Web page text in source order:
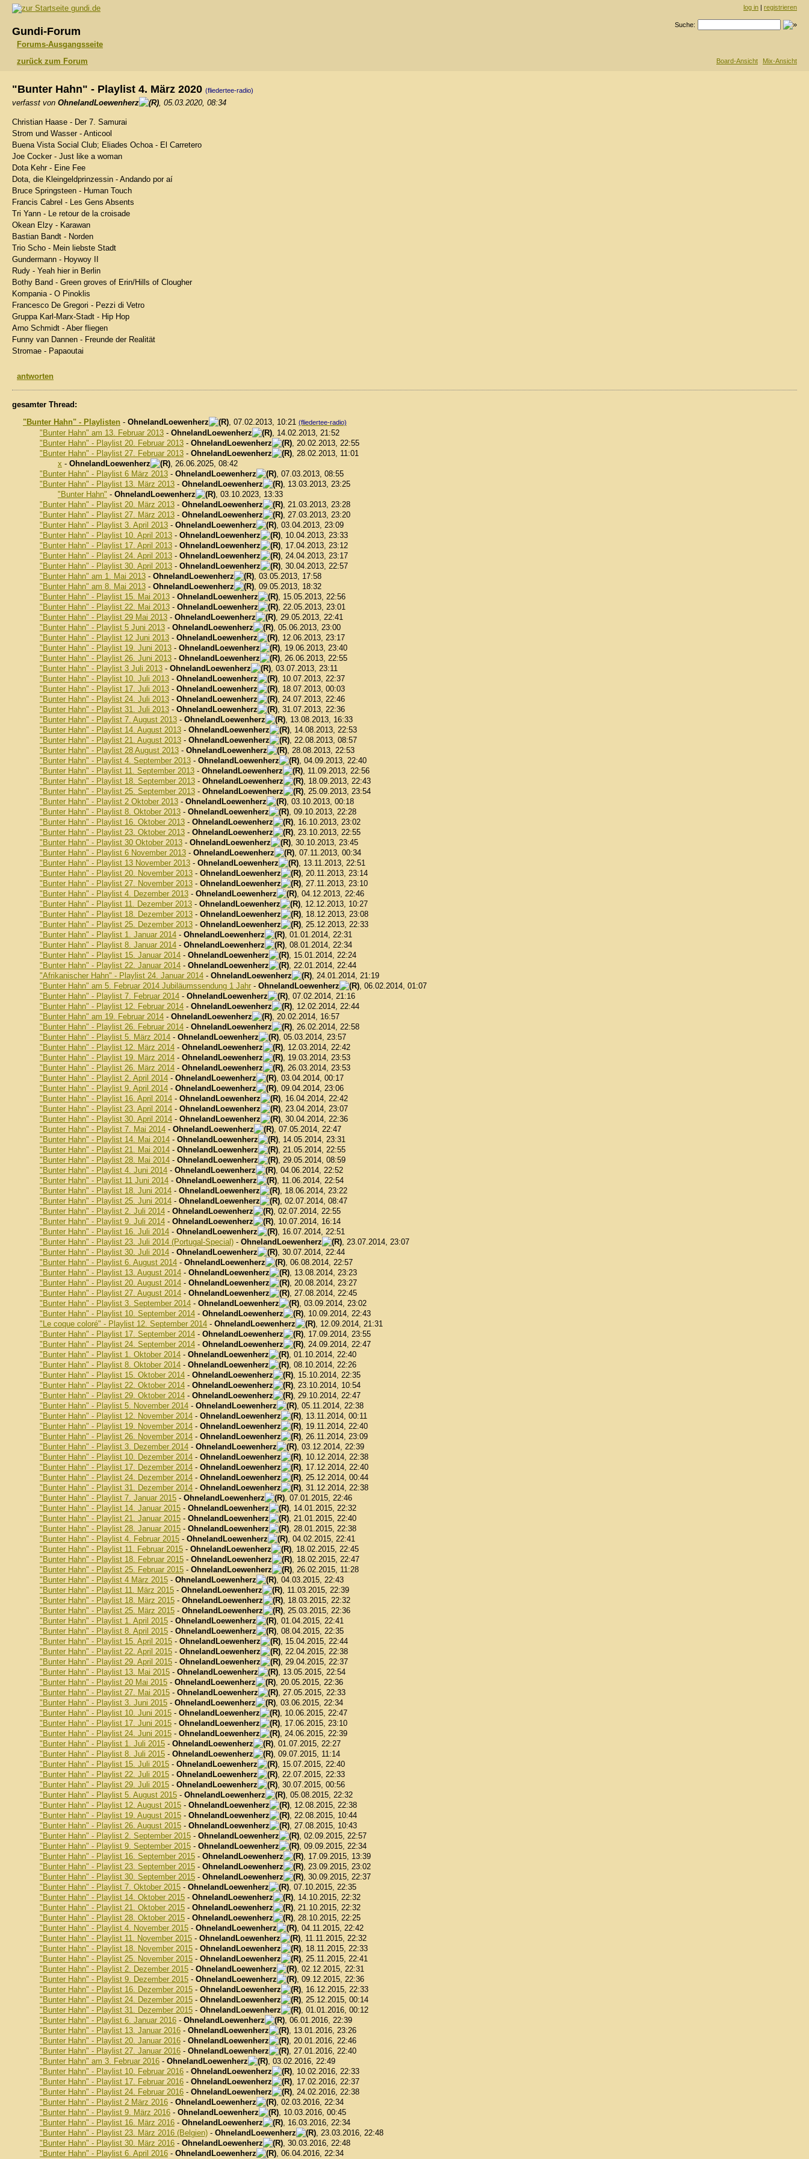
gundi.de
Gundi-Forum
Forums-Ausgangsseite
log in | registrieren
Suche:
zurück zum Forum Board-Ansicht Mix-Ansicht
"Bunter Hahn" - Playlist 4. März 2020 (fliedertee-radio)
verfasst von OhnelandLoewenherz , 05.03.2020, 08:34
Christian Haase - Der 7. Samurai
Strom und Wasser - Anticool
Buena Vista Social Club; Eliades Ochoa - El Carretero
Joe Cocker - Just like a woman
Dota Kehr - Eine Fee
Dota, die Kleingeldprinzessin - Andando por aí
Bruce Springsteen - Human Touch
Francis Cabrel - Les Gens Absents
Tri Yann - Le retour de la croisade
Okean Elzy - Karawan
Bastian Bandt - Norden
Trio Scho - Mein liebste Stadt
Gundermann - Hoywoy II
Rudy - Yeah hier in Berlin
Bothy Band - Green groves of Erin/Hills of Clougher
Kompania - O Pinoklis
Francesco De Gregori - Pezzi di Vetro
Gruppa Karl-Marx-Stadt - Hip Hop
Arno Schmidt - Aber fliegen
Funny van Dannen - Freunde der Realität
Stromae - Papaoutai
antworten
gesamter Thread:
"Bunter Hahn" - Playlisten - OhnelandLoewenherz , 07.02.2013, 10:21 (fliedertee-radio)
"Bunter Hahn" am 13. Februar 2013 - OhnelandLoewenherz
, 14.02.2013, 21:52
"Bunter Hahn" - Playlist 20. Februar 2013 - OhnelandLoewenherz
, 20.02.2013, 22:55
"Bunter Hahn" - Playlist 27. Februar 2013 - OhnelandLoewenherz
, 28.02.2013, 11:01
x - OhnelandLoewenherz
, 26.06.2025, 08:42
"Bunter Hahn" - Playlist 6 März 2013 - OhnelandLoewenherz
, 07.03.2013, 08:55
"Bunter Hahn" - Playlist 13. März 2013 - OhnelandLoewenherz
, 13.03.2013, 23:25
"Bunter Hahn" - OhnelandLoewenherz
, 03.10.2023, 13:33
"Bunter Hahn" - Playlist 20. März 2013 - OhnelandLoewenherz
, 21.03.2013, 23:28
"Bunter Hahn" - Playlist 27. März 2013 - OhnelandLoewenherz
, 27.03.2013, 23:20
"Bunter Hahn" - Playlist 3. April 2013 - OhnelandLoewenherz
, 03.04.2013, 23:09
"Bunter Hahn" - Playlist 10. April 2013 - OhnelandLoewenherz
, 10.04.2013, 23:33
"Bunter Hahn" - Playlist 17. April 2013 - OhnelandLoewenherz
, 17.04.2013, 23:12
"Bunter Hahn" - Playlist 24. April 2013 - OhnelandLoewenherz
, 24.04.2013, 23:17
"Bunter Hahn" - Playlist 30. April 2013 - OhnelandLoewenherz
, 30.04.2013, 22:57
"Bunter Hahn" am 1. Mai 2013 - OhnelandLoewenherz
, 03.05.2013, 17:58
"Bunter Hahn" am 8. Mai 2013 - OhnelandLoewenherz
, 09.05.2013, 18:32
"Bunter Hahn" - Playlist 15. Mai 2013 - OhnelandLoewenherz
, 15.05.2013, 22:56
"Bunter Hahn" - Playlist 22. Mai 2013 - OhnelandLoewenherz
, 22.05.2013, 23:01
"Bunter Hahn" - Playlist 29 Mai 2013 - OhnelandLoewenherz
, 29.05.2013, 22:41
"Bunter Hahn" - Playlist 5 Juni 2013 - OhnelandLoewenherz
, 05.06.2013, 23:00
"Bunter Hahn" - Playlist 12 Juni 2013 - OhnelandLoewenherz
, 12.06.2013, 23:17
"Bunter Hahn" - Playlist 19. Juni 2013 - OhnelandLoewenherz
, 19.06.2013, 23:40
"Bunter Hahn" - Playlist 26. Juni 2013 - OhnelandLoewenherz
, 26.06.2013, 22:55
"Bunter Hahn" - Playlist 3 Juli 2013 - OhnelandLoewenherz
, 03.07.2013, 23:11
"Bunter Hahn" - Playlist 10. Juli 2013 - OhnelandLoewenherz
, 10.07.2013, 22:37
"Bunter Hahn" - Playlist 17. Juli 2013 - OhnelandLoewenherz
, 18.07.2013, 00:03
"Bunter Hahn" - Playlist 24. Juli 2013 - OhnelandLoewenherz
, 24.07.2013, 22:46
"Bunter Hahn" - Playlist 31. Juli 2013 - OhnelandLoewenherz
, 31.07.2013, 22:36
"Bunter Hahn" - Playlist 7. August 2013 - OhnelandLoewenherz
, 13.08.2013, 16:33
"Bunter Hahn" - Playlist 14. August 2013 - OhnelandLoewenherz
, 14.08.2013, 22:53
"Bunter Hahn" - Playlist 21. August 2013 - OhnelandLoewenherz
, 22.08.2013, 08:57
"Bunter Hahn" - Playlist 28 August 2013 - OhnelandLoewenherz
, 28.08.2013, 22:53
"Bunter Hahn" - Playlist 4. September 2013 - OhnelandLoewenherz
, 04.09.2013, 22:40
"Bunter Hahn" - Playlist 11. September 2013 - OhnelandLoewenherz
, 11.09.2013, 22:56
"Bunter Hahn" - Playlist 18. September 2013 - OhnelandLoewenherz
, 18.09.2013, 22:43
"Bunter Hahn" - Playlist 25. September 2013 - OhnelandLoewenherz
, 25.09.2013, 23:54
"Bunter Hahn" - Playlist 2 Oktober 2013 - OhnelandLoewenherz
, 03.10.2013, 00:18
"Bunter Hahn" - Playlist 8. Oktober 2013 - OhnelandLoewenherz
, 09.10.2013, 22:28
"Bunter Hahn" - Playlist 16. Oktober 2013 - OhnelandLoewenherz
, 16.10.2013, 23:02
"Bunter Hahn" - Playlist 23. Oktober 2013 - OhnelandLoewenherz
, 23.10.2013, 22:55
"Bunter Hahn" - Playlist 30 Oktober 2013 - OhnelandLoewenherz
, 30.10.2013, 23:45
"Bunter Hahn" - Playlist 6 November 2013 - OhnelandLoewenherz
, 07.11.2013, 00:34
"Bunter Hahn" - Playlist 13 November 2013 - OhnelandLoewenherz
, 13.11.2013, 22:51
"Bunter Hahn" - Playlist 20. November 2013 - OhnelandLoewenherz
, 20.11.2013, 23:14
"Bunter Hahn" - Playlist 27. November 2013 - OhnelandLoewenherz
, 27.11.2013, 23:10
"Bunter Hahn" - Playlist 4. Dezember 2013 - OhnelandLoewenherz
, 04.12.2013, 22:46
"Bunter Hahn" - Playlist 11. Dezember 2013 - OhnelandLoewenherz
, 12.12.2013, 10:27
"Bunter Hahn" - Playlist 18. Dezember 2013 - OhnelandLoewenherz
, 18.12.2013, 23:08
"Bunter Hahn" - Playlist 25. Dezember 2013 - OhnelandLoewenherz
, 25.12.2013, 22:33
"Bunter Hahn" - Playlist 1. Januar 2014 - OhnelandLoewenherz
, 01.01.2014, 22:31
"Bunter Hahn" - Playlist 8. Januar 2014 - OhnelandLoewenherz
, 08.01.2014, 22:34
"Bunter Hahn" - Playlist 15. Januar 2014 - OhnelandLoewenherz
, 15.01.2014, 22:24
"Bunter Hahn" - Playlist 22. Januar 2014 - OhnelandLoewenherz
, 22.01.2014, 22:44
"Afrikanischer Hahn" - Playlist 24. Januar 2014 - OhnelandLoewenherz
, 24.01.2014, 21:19
"Bunter Hahn" am 5. Februar 2014 Jubiläumssendung 1 Jahr - OhnelandLoewenherz
, 06.02.2014, 01:07
"Bunter Hahn" - Playlist 7. Februar 2014 - OhnelandLoewenherz
, 07.02.2014, 21:16
"Bunter Hahn" - Playlist 12. Februar 2014 - OhnelandLoewenherz
, 12.02.2014, 22:44
"Bunter Hahn" am 19. Februar 2014 - OhnelandLoewenherz
, 20.02.2014, 16:57
"Bunter Hahn" - Playlist 26. Februar 2014 - OhnelandLoewenherz
, 26.02.2014, 22:58
"Bunter Hahn" - Playlist 5. März 2014 - OhnelandLoewenherz
, 05.03.2014, 23:57
"Bunter Hahn" - Playlist 12. März 2014 - OhnelandLoewenherz
, 12.03.2014, 22:42
"Bunter Hahn" - Playlist 19. März 2014 - OhnelandLoewenherz
, 19.03.2014, 23:53
"Bunter Hahn" - Playlist 26. März 2014 - OhnelandLoewenherz
, 26.03.2014, 23:53
"Bunter Hahn" - Playlist 2. April 2014 - OhnelandLoewenherz
, 03.04.2014, 00:17
"Bunter Hahn" - Playlist 9. April 2014 - OhnelandLoewenherz
, 09.04.2014, 23:06
"Bunter Hahn" - Playlist 16. April 2014 - OhnelandLoewenherz
, 16.04.2014, 22:42
"Bunter Hahn" - Playlist 23. April 2014 - OhnelandLoewenherz
, 23.04.2014, 23:07
"Bunter Hahn" - Playlist 30. April 2014 - OhnelandLoewenherz
, 30.04.2014, 22:36
"Bunter Hahn" - Playlist 7. Mai 2014 - OhnelandLoewenherz
, 07.05.2014, 22:47
"Bunter Hahn" - Playlist 14. Mai 2014 - OhnelandLoewenherz
, 14.05.2014, 23:31
"Bunter Hahn" - Playlist 21. Mai 2014 - OhnelandLoewenherz
, 21.05.2014, 22:55
"Bunter Hahn" - Playlist 28. Mai 2014 - OhnelandLoewenherz
, 29.05.2014, 08:59
"Bunter Hahn" - Playlist 4. Juni 2014 - OhnelandLoewenherz
, 04.06.2014, 22:52
"Bunter Hahn" - Playlist 11 Juni 2014 - OhnelandLoewenherz
, 11.06.2014, 22:54
"Bunter Hahn" - Playlist 18. Juni 2014 - OhnelandLoewenherz
, 18.06.2014, 23:22
"Bunter Hahn" - Playlist 25. Juni 2014 - OhnelandLoewenherz
, 02.07.2014, 08:47
"Bunter Hahn" - Playlist 2. Juli 2014 - OhnelandLoewenherz
, 02.07.2014, 22:55
"Bunter Hahn" - Playlist 9. Juli 2014 - OhnelandLoewenherz
, 10.07.2014, 16:14
"Bunter Hahn" - Playlist 16. Juli 2014 - OhnelandLoewenherz
, 16.07.2014, 22:51
"Bunter Hahn" - Playlist 23. Juli 2014 (Portugal-Special) - OhnelandLoewenherz
, 23.07.2014, 23:07
"Bunter Hahn" - Playlist 30. Juli 2014 - OhnelandLoewenherz
, 30.07.2014, 22:44
"Bunter Hahn" - Playlist 6. August 2014 - OhnelandLoewenherz
, 06.08.2014, 22:57
"Bunter Hahn" - Playlist 13. August 2014 - OhnelandLoewenherz
, 13.08.2014, 23:23
"Bunter Hahn" - Playlist 20. August 2014 - OhnelandLoewenherz
, 20.08.2014, 23:27
"Bunter Hahn" - Playlist 27. August 2014 - OhnelandLoewenherz
, 27.08.2014, 22:45
"Bunter Hahn" - Playlist 3. September 2014 - OhnelandLoewenherz
, 03.09.2014, 23:02
"Bunter Hahn" - Playlist 10. September 2014 - OhnelandLoewenherz
, 10.09.2014, 22:43
"Le coque coloré" - Playlist 12. September 2014 - OhnelandLoewenherz
, 12.09.2014, 21:31
"Bunter Hahn" - Playlist 17. September 2014 - OhnelandLoewenherz
, 17.09.2014, 23:55
"Bunter Hahn" - Playlist 24. September 2014 - OhnelandLoewenherz
, 24.09.2014, 22:47
"Bunter Hahn" - Playlist 1. Oktober 2014 - OhnelandLoewenherz
, 01.10.2014, 22:40
"Bunter Hahn" - Playlist 8. Oktober 2014 - OhnelandLoewenherz
, 08.10.2014, 22:26
"Bunter Hahn" - Playlist 15. Oktober 2014 - OhnelandLoewenherz
, 15.10.2014, 22:35
"Bunter Hahn" - Playlist 22. Oktober 2014 - OhnelandLoewenherz
, 23.10.2014, 10:54
"Bunter Hahn" - Playlist 29. Oktober 2014 - OhnelandLoewenherz
, 29.10.2014, 22:47
"Bunter Hahn" - Playlist 5. November 2014 - OhnelandLoewenherz
, 05.11.2014, 22:38
"Bunter Hahn" - Playlist 12. November 2014 - OhnelandLoewenherz
, 13.11.2014, 00:11
"Bunter Hahn" - Playlist 19. November 2014 - OhnelandLoewenherz
, 19.11.2014, 22:40
"Bunter Hahn" - Playlist 26. November 2014 - OhnelandLoewenherz
, 26.11.2014, 23:09
"Bunter Hahn" - Playlist 3. Dezember 2014 - OhnelandLoewenherz
, 03.12.2014, 22:39
"Bunter Hahn" - Playlist 10. Dezember 2014 - OhnelandLoewenherz
, 10.12.2014, 22:38
"Bunter Hahn" - Playlist 17. Dezember 2014 - OhnelandLoewenherz
, 17.12.2014, 22:40
"Bunter Hahn" - Playlist 24. Dezember 2014 - OhnelandLoewenherz
, 25.12.2014, 00:44
"Bunter Hahn" - Playlist 31. Dezember 2014 - OhnelandLoewenherz
, 31.12.2014, 22:38
"Bunter Hahn" - Playlist 7. Januar 2015 - OhnelandLoewenherz
, 07.01.2015, 22:46
"Bunter Hahn" - Playlist 14. Januar 2015 - OhnelandLoewenherz
, 14.01.2015, 22:32
"Bunter Hahn" - Playlist 21. Januar 2015 - OhnelandLoewenherz
, 21.01.2015, 22:40
"Bunter Hahn" - Playlist 28. Januar 2015 - OhnelandLoewenherz
, 28.01.2015, 22:38
"Bunter Hahn" - Playlist 4. Februar 2015 - OhnelandLoewenherz
, 04.02.2015, 22:41
"Bunter Hahn" - Playlist 11. Februar 2015 - OhnelandLoewenherz
, 18.02.2015, 22:45
"Bunter Hahn" - Playlist 18. Februar 2015 - OhnelandLoewenherz
, 18.02.2015, 22:47
"Bunter Hahn" - Playlist 25. Februar 2015 - OhnelandLoewenherz
, 26.02.2015, 11:28
"Bunter Hahn" - Playlist 4 März 2015 - OhnelandLoewenherz
, 04.03.2015, 22:43
"Bunter Hahn" - Playlist 11. März 2015 - OhnelandLoewenherz
, 11.03.2015, 22:39
"Bunter Hahn" - Playlist 18. März 2015 - OhnelandLoewenherz
, 18.03.2015, 22:32
"Bunter Hahn" - Playlist 25. März 2015 - OhnelandLoewenherz
, 25.03.2015, 22:36
"Bunter Hahn" - Playlist 1. April 2015 - OhnelandLoewenherz
, 01.04.2015, 22:41
"Bunter Hahn" - Playlist 8. April 2015 - OhnelandLoewenherz
, 08.04.2015, 22:35
"Bunter Hahn" - Playlist 15. April 2015 - OhnelandLoewenherz
, 15.04.2015, 22:44
"Bunter Hahn" - Playlist 22. April 2015 - OhnelandLoewenherz
, 22.04.2015, 22:38
"Bunter Hahn" - Playlist 29. April 2015 - OhnelandLoewenherz
, 29.04.2015, 22:37
"Bunter Hahn" - Playlist 13. Mai 2015 - OhnelandLoewenherz
, 13.05.2015, 22:54
"Bunter Hahn" - Playlist 20 Mai 2015 - OhnelandLoewenherz
, 20.05.2015, 22:36
"Bunter Hahn" - Playlist 27. Mai 2015 - OhnelandLoewenherz
, 27.05.2015, 22:33
"Bunter Hahn" - Playlist 3. Juni 2015 - OhnelandLoewenherz
, 03.06.2015, 22:34
"Bunter Hahn" - Playlist 10. Juni 2015 - OhnelandLoewenherz
, 10.06.2015, 22:47
"Bunter Hahn" - Playlist 17. Juni 2015 - OhnelandLoewenherz
, 17.06.2015, 23:10
"Bunter Hahn" - Playlist 24. Juni 2015 - OhnelandLoewenherz
, 24.06.2015, 22:39
"Bunter Hahn" - Playlist 1. Juli 2015 - OhnelandLoewenherz
, 01.07.2015, 22:27
"Bunter Hahn" - Playlist 8. Juli 2015 - OhnelandLoewenherz
, 09.07.2015, 11:14
"Bunter Hahn" - Playlist 15. Juli 2015 - OhnelandLoewenherz
, 15.07.2015, 22:40
"Bunter Hahn" - Playlist 22. Juli 2015 - OhnelandLoewenherz
, 22.07.2015, 22:33
"Bunter Hahn" - Playlist 29. Juli 2015 - OhnelandLoewenherz
, 30.07.2015, 00:56
"Bunter Hahn" - Playlist 5. August 2015 - OhnelandLoewenherz
, 05.08.2015, 22:32
"Bunter Hahn" - Playlist 12. August 2015 - OhnelandLoewenherz
, 12.08.2015, 22:38
"Bunter Hahn" - Playlist 19. August 2015 - OhnelandLoewenherz
, 22.08.2015, 10:44
"Bunter Hahn" - Playlist 26. August 2015 - OhnelandLoewenherz
, 27.08.2015, 10:43
"Bunter Hahn" - Playlist 2. September 2015 - OhnelandLoewenherz
, 02.09.2015, 22:57
"Bunter Hahn" - Playlist 9. September 2015 - OhnelandLoewenherz
, 09.09.2015, 22:34
"Bunter Hahn" - Playlist 16. September 2015 - OhnelandLoewenherz
, 17.09.2015, 13:39
"Bunter Hahn" - Playlist 23. September 2015 - OhnelandLoewenherz
, 23.09.2015, 23:02
"Bunter Hahn" - Playlist 30. September 2015 - OhnelandLoewenherz
, 30.09.2015, 22:37
"Bunter Hahn" - Playlist 7. Oktober 2015 - OhnelandLoewenherz
, 07.10.2015, 22:35
"Bunter Hahn" - Playlist 14. Oktober 2015 - OhnelandLoewenherz
, 14.10.2015, 22:32
"Bunter Hahn" - Playlist 21. Oktober 2015 - OhnelandLoewenherz
, 21.10.2015, 22:32
"Bunter Hahn" - Playlist 28. Oktober 2015 - OhnelandLoewenherz
, 28.10.2015, 22:25
"Bunter Hahn" - Playlist 4. November 2015 - OhnelandLoewenherz
, 04.11.2015, 22:42
"Bunter Hahn" - Playlist 11. November 2015 - OhnelandLoewenherz
, 11.11.2015, 22:32
"Bunter Hahn" - Playlist 18. November 2015 - OhnelandLoewenherz
, 18.11.2015, 22:33
"Bunter Hahn" - Playlist 25. November 2015 - OhnelandLoewenherz
, 25.11.2015, 22:41
"Bunter Hahn" - Playlist 2. Dezember 2015 - OhnelandLoewenherz
, 02.12.2015, 22:31
"Bunter Hahn" - Playlist 9. Dezember 2015 - OhnelandLoewenherz
, 09.12.2015, 22:36
"Bunter Hahn" - Playlist 16. Dezember 2015 - OhnelandLoewenherz
, 16.12.2015, 22:33
"Bunter Hahn" - Playlist 24. Dezember 2015 - OhnelandLoewenherz
, 25.12.2015, 00:14
"Bunter Hahn" - Playlist 31. Dezember 2015 - OhnelandLoewenherz
, 01.01.2016, 00:12
"Bunter Hahn" - Playlist 6. Januar 2016 - OhnelandLoewenherz
, 06.01.2016, 22:39
"Bunter Hahn" - Playlist 13. Januar 2016 - OhnelandLoewenherz
, 13.01.2016, 23:26
"Bunter Hahn" - Playlist 20. Januar 2016 - OhnelandLoewenherz
, 20.01.2016, 22:46
"Bunter Hahn" - Playlist 27. Januar 2016 - OhnelandLoewenherz
, 27.01.2016, 22:40
"Bunter Hahn" am 3. Februar 2016 - OhnelandLoewenherz
, 03.02.2016, 22:49
"Bunter Hahn" - Playlist 10. Februar 2016 - OhnelandLoewenherz
, 10.02.2016, 22:33
"Bunter Hahn" - Playlist 17. Februar 2016 - OhnelandLoewenherz
, 17.02.2016, 22:37
"Bunter Hahn" - Playlist 24. Februar 2016 - OhnelandLoewenherz
, 24.02.2016, 22:38
"Bunter Hahn" - Playlist 2 März 2016 - OhnelandLoewenherz
, 02.03.2016, 22:34
"Bunter Hahn" - Playlist 9. März 2016 - OhnelandLoewenherz
, 10.03.2016, 00:45
"Bunter Hahn" - Playlist 16. März 2016 - OhnelandLoewenherz
, 16.03.2016, 22:34
"Bunter Hahn" - Playlist 23. März 2016 (Belgien) - OhnelandLoewenherz
, 23.03.2016, 22:48
"Bunter Hahn" - Playlist 30. März 2016 - OhnelandLoewenherz
, 30.03.2016, 22:48
"Bunter Hahn" - Playlist 6. April 2016 - OhnelandLoewenherz , 06.04.2016, 22:34